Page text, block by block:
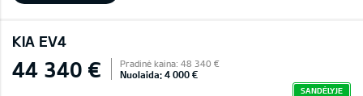
KIA EV4
44 340 € Pradinė kaina: 48 340 €
Nuolaida: 4 000 €
SANDĖLYJE